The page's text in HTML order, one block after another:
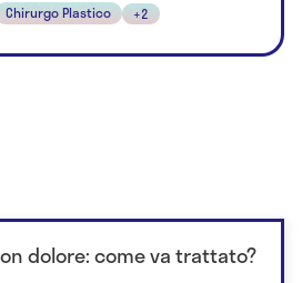
Chirurgo Plastico +2
dolore: come va trattato?